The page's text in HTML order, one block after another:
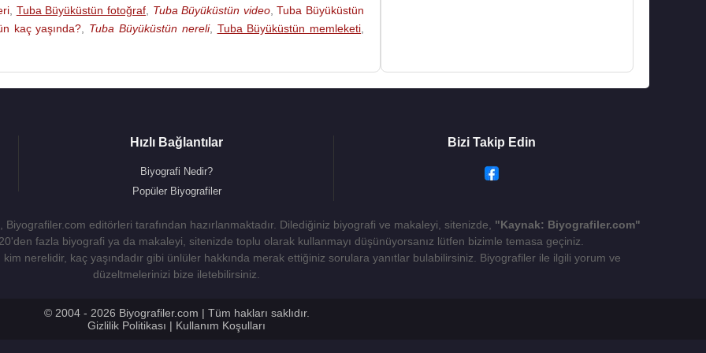
Filmi)
Tuba Büyüküstün fotoğraf, Tuba Büyüküstün video,Tuba Büyüküstün
kaç yaşında? Tuba Büyüküstün nereli, Tuba Büyüküstün memleketi
Hızlı Bağlantılar
Biyografi Nedir?
Popüler Biyografiler
Bizi Takip Edin
editörleri tarafından hazırlanmaktadır. Dilediğiniz biyografi ve makaleyi, sitenizde, "Kaynak: Biyografiler.com"
fazla biyografi ya da makaleyi, sitenizde toplu olarak kullanmayı düşünüyorsanız lütfen bizimle temasa geçiniz.
nerelidir, kaç yaşındadır gibi ünlüler hakkında merak ettiğiniz sorulara yanıtlar bulabilirsiniz. Biyografiler ile ilgili yorum ve
düzeltmelerinizi bize iletebilirsiniz.
© 2004 - 2026 Biyografiler.com | Tüm hakları saklıdır.
Gizlilik Politikası | Kullanım Koşulları